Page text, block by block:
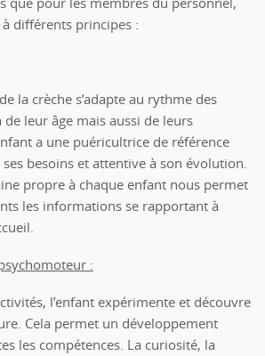
différents principes :
la crèche s’adapte au rythme des
leur âge mais aussi de leurs
a une puéricultrice de référence
ses besoins et attentive à son évolution.
propre à chaque enfant nous permet
les informations se rapportant à
:
l’enfant expérimente et découvre
Cela permet un développement
les compétences. La curiosité, la